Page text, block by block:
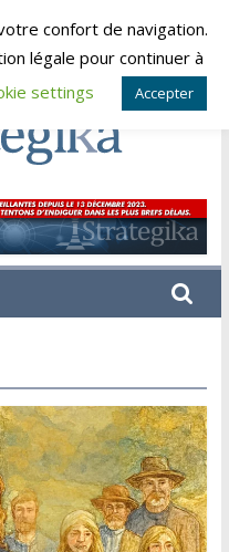
2026confort de navigation.
légale pour continuer à
settings Accepter